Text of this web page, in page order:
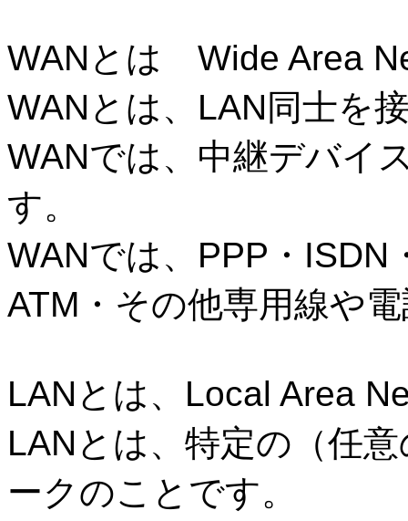
WAN とは Wide Area
WAN とは、 LAN 同士を
WANでは、中継デバイ
す。
WANでは、 PPP ・ ISDN
ATM ・その他専用線や
LAN とは、 Local Area
LAN とは、特定の（任
ークのことです。